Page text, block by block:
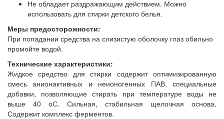
Не обладает раздражающим действием. Можно
использовать для стирки детского белья.
Меры предосторожности:
При попадании средства на слизистую оболочку глаз обильно
промойте водой.
Технические характеристики:
Жидкое средство для стирки содержит оптимизированную
смесь анионактивных и неионогенных ПАВ, специальные
добавки, позволяющие стирать при температуре воды не
выше 40 оС. Сильная, стабильная щелочная основа.
Содержит комплекс ферментов.